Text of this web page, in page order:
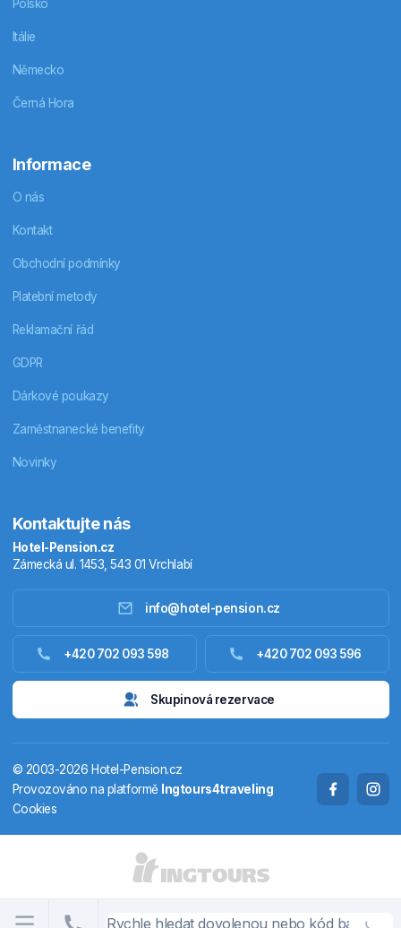
Ubytování zahraniční
Termály
Chaty a chalupy
DE
Polsko
Itálie
Německo
Černá Hora
Informace
O nás
Kontakt
Obchodní podmínky
Platební metody
Reklamační řád
GDPR
Dárkové poukazy
Zaměstnanecké benefity
Novinky
Kontaktujte nás
Hotel-Pension.cz
Zámecká ul. 1453, 543 01 Vrchlabí
info@hotel-pension.cz
+420 702 093 598 +420 702 093 596
Skupinová rezervace
© 2003-2026 Hotel-Pension.cz
Provozováno na platformě Ingtours4traveling
Cookies